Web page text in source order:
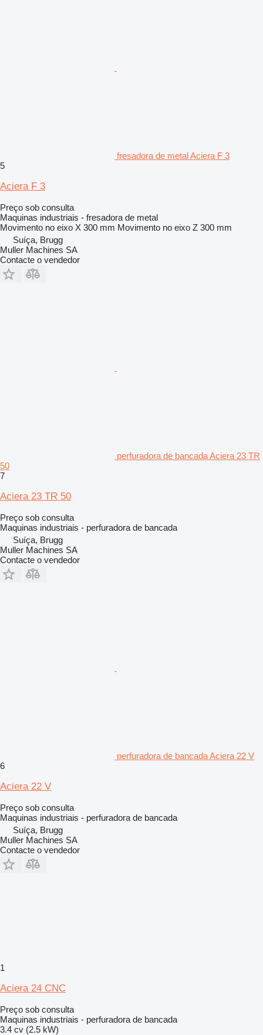
fresadora de metal Aciera F 3
5
Aciera F 3
Preço sob consulta
Maquinas industriais - fresadora de metal
Movimento no eixo X 300 mm Movimento no eixo Z 300 mm
Suíça, Brugg
Muller Machines SA
Contacte o vendedor
perfuradora de bancada Aciera 23 TR
50
7
Aciera 23 TR 50
Preço sob consulta
Maquinas industriais - perfuradora de bancada
Suíça, Brugg
Muller Machines SA
Contacte o vendedor
perfuradora de bancada Aciera 22 V
6
Aciera 22 V
Preço sob consulta
Maquinas industriais - perfuradora de bancada
Suíça, Brugg
Muller Machines SA
Contacte o vendedor
1
Aciera 24 CNC
Preço sob consulta
Maquinas industriais - perfuradora de bancada
3.4 cv (2.5 kW)